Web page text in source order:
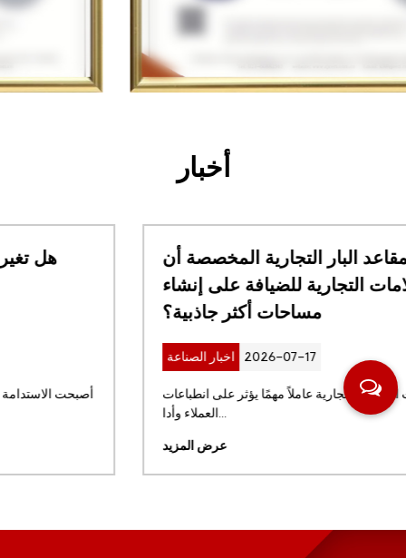
أخبار
كيف يمكن لمقاعد البار التجارية المخصصة أن
تساعد العلامات التجارية للضيافة على إنشاء
مساحات أكثر جاذبية؟
2026-07-17
أصبحت التصميمات الداخلية التجارية عاملاً مهمًا يؤثر على انطباعات